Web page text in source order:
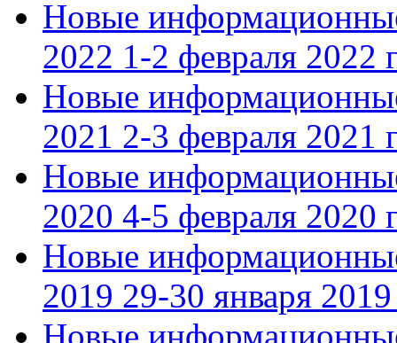
Новые
2022 1-2 февраля 2022
Новые
2021 2-3 февраля 2021
Новые
2020 4-5 февраля 2020
Новые
2019 29-30 января 2019